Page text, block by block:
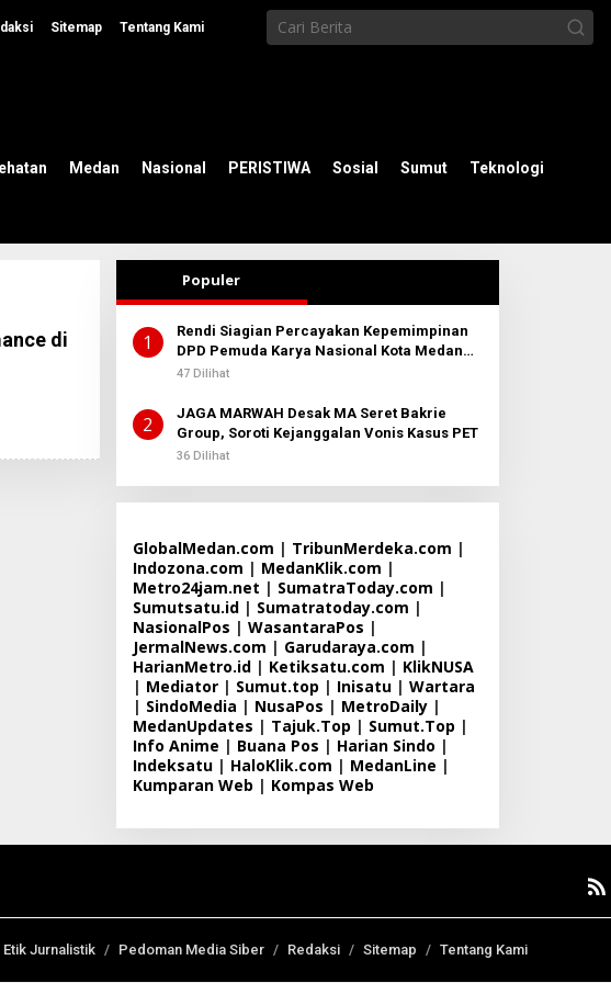
Sitemap Tentang Kami
Medan Nasional PERISTIWA Sosial Sumut Teknologi
di
Populer
1
Rendi Siagian Percayakan Kepemimpinan
DPD Pemuda Karya Nasional Kota Medan
kepada Josef Sembiring
47 Dilihat
2
JAGA MARWAH Desak MA Seret Bakrie
Group, Soroti Kejanggalan Vonis Kasus PET
36 Dilihat
GlobalMedan.com | TribunMerdeka.com |
Indozona.com | MedanKlik.com |
Metro24jam.net | SumatraToday.com |
Sumutsatu.id| Sumatratoday.com |
NasionalPos | WasantaraPos |
JermalNews.com | Garudaraya.com |
HarianMetro.id| Ketiksatu.com | KlikNUSA
| Mediator| Sumut.top | Inisatu| Wartara
| SindoMedia | NusaPos | MetroDaily|
MedanUpdates | Tajuk.Top | Sumut.Top |
Info Anime | Buana Pos | Harian Sindo |
Indeksatu| HaloKlik.com | MedanLine |
Kumparan Web | Kompas Web
Etik Jurnalistik Pedoman Media Siber Redaksi Sitemap Tentang Kami